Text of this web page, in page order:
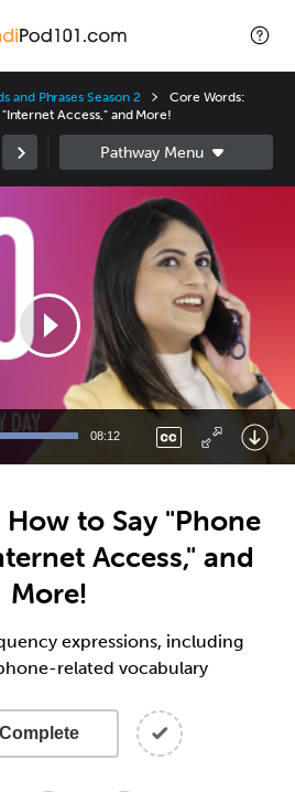
and Phrases Season 2
Core Words:
Access," and More!
08:12
to Say "Phone
Access," and
More!
expressions, including
related vocabulary